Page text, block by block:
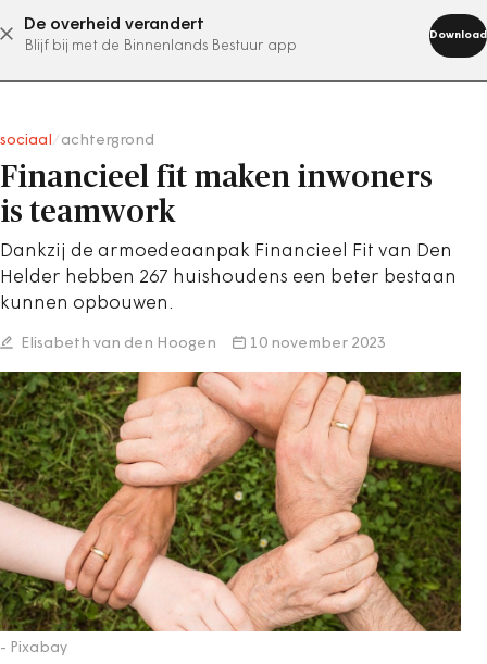
De overheid verandert
Blijf bij met de Binnenlands Bestuur app
Download
abonneer nu
sociaal achtergrond
Financieel fit maken inwoners
is teamwork
Dankzij de armoedeaanpak Financieel Fit van Den
Helder hebben 267 huishoudens een beter bestaan
kunnen opbouwen.
Elisabeth van den Hoogen 10 november 2023
- Pixabay